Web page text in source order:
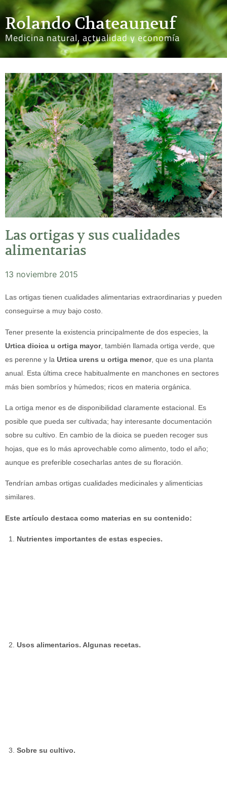
Rolando Chateauneuf
Medicina natural, actualidad y economía
Las ortigas y sus cualidades
alimentarias
13 noviembre 2015
Las ortigas tienen cualidades alimentarias extraordinarias y pueden
conseguirse a muy bajo costo.
Tener presente la existencia principalmente de dos especies, la
Urtica dioica u ortiga mayor, también llamada ortiga verde, que
es perenne y la Urtica urens u ortiga menor, que es una planta
anual. Esta última crece habitualmente en manchones en sectores
más bien sombríos y húmedos; ricos en materia orgánica.
La ortiga menor es de disponibilidad claramente estacional. Es
posible que pueda ser cultivada; hay interesante documentación
sobre su cultivo. En cambio de la dioica se pueden recoger sus
hojas, que es lo más aprovechable como alimento, todo el año;
aunque es preferible cosecharlas antes de su floración.
Tendrían ambas ortigas cualidades medicinales y alimenticias
similares.
Este artículo destaca como materias en su contenido:
Nutrientes importantes de estas especies.
Usos alimentarios. Algunas recetas.
Sobre su cultivo.